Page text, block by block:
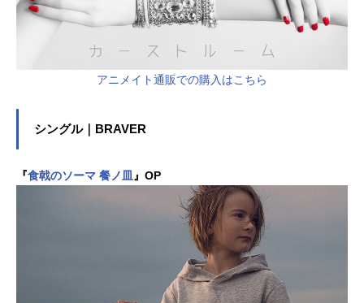
アニメイト通販での購入はこちら
シングル｜BRAVER
『食戟のソーマ 餐ノ皿 』OP